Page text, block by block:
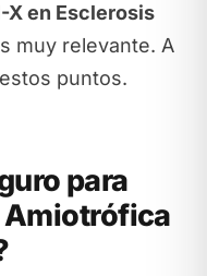
X en Esclerosis
muy relevante. A
puntos.
para
Amiotrófica